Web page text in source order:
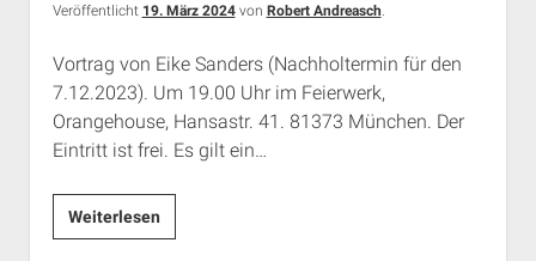
Veröffentlicht 19. März 2024von Robert Andreasch
Vortrag von Eike Sanders (Nachholtermin für den
7.12.2023). Um 19.00 Uhr im Feierwerk,
Orangehouse, Hansastr. 41. 81373 München. Der
Eintritt ist frei. Es gilt ein…
WeiterlesenVeranstaltung
am